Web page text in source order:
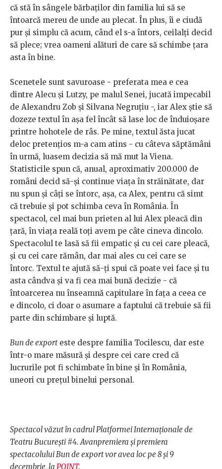
că stă în sângele bărbaților din familia lui să se
întoarcă mereu de unde au plecat. În plus, îi e ciudă
pur și simplu că acum, când el s-a întors, ceilalți decid
să plece; vrea oameni alături de care să schimbe țara
asta în bine.
Scenetele sunt savuroase - preferata mea e cea
dintre Alecu și Lutzy, pe malul Senei, jucată impecabil
de Alexandru Zob și Silvana Negruțiu -, iar Alex știe să
dozeze textul în aşa fel încât să lase loc de înduioșare
printre hohotele de râs. Pe mine, textul ăsta jucat
deloc pretențios m-a cam atins - cu câteva săptămâni
în urmă, luasem decizia să mă mut la Viena.
Statisticile spun că, anual, aproximativ 200.000 de
români decid să-și continue viața în străinătate, dar
nu spun și câți se întorc, așa, ca Alex, pentru că simt
că trebuie și pot schimba ceva în România. În
spectacol, cel mai bun prieten al lui Alex pleacă din
țară, în viața reală toți avem pe câte cineva dincolo.
Spectacolul te lasă să fii empatic și cu cei care pleacă,
și cu cei care rămân, dar mai ales cu cei care se
întorc. Textul te ajută să-ți spui că poate vei face și tu
asta cândva și va fi cea mai bună decizie - că
întoarcerea nu înseamnă capitulare în fața a ceea ce
e dincolo, ci doar o asumare a faptului că trebuie să fii
parte din schimbare și luptă.
Bun de exporteste despre familia Tocilescu, dar este
într-o mare măsură și despre cei care cred că
lucrurile pot fi schimbate în bine și în România,
uneori cu prețul binelui personal.
Spectacol văzut în cadrul Platformei Internaționale de
Teatru București #4. Avanpremiera și premiera
spectacolului Bun de export vor avea loc pe 8 și 9
decembrie, la POINT.